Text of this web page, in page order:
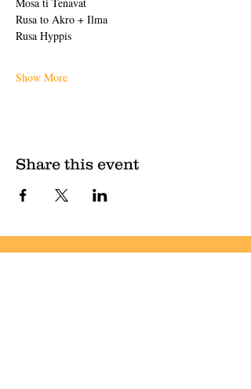
Rusa to Akro + Ilma
Rusa Hyppis
Show More
Share this event